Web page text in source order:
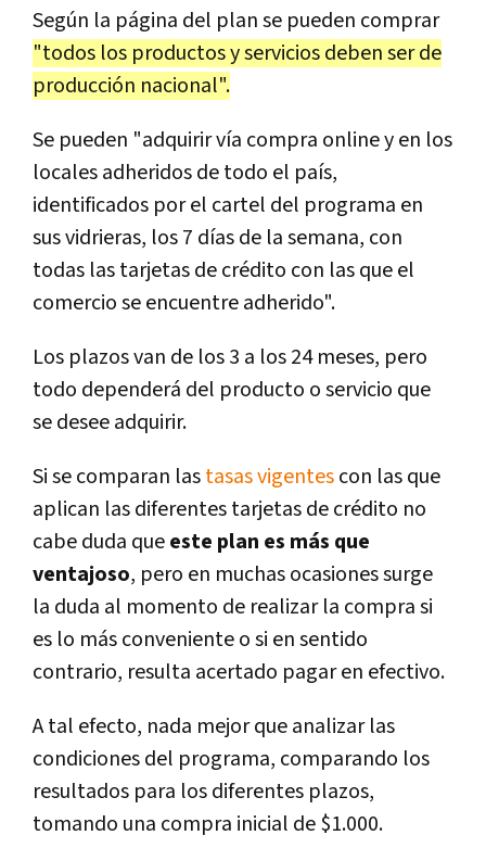
Según la página del plan se pueden comprar
"todos los productos y servicios deben ser de
producción nacional".
Se pueden "adquirir vía compra online y en los
locales adheridos de todo el país,
identificados por el cartel del programa en
sus vidrieras, los 7 días de la semana, con
todas las tarjetas de crédito con las que el
comercio se encuentre adherido".
Los plazos van de los 3 a los 24 meses, pero
todo dependerá del producto o servicio que
se desee adquirir.
Si se comparan lastasas vigentescon las que
aplican las diferentes tarjetas de crédito no
cabe duda queeste plan es más que
ventajoso, pero en muchas ocasiones surge
la duda al momento de realizar la compra si
es lo más conveniente o si en sentido
contrario, resulta acertado pagar en efectivo.
A tal efecto, nada mejor que analizar las
condiciones del programa, comparando los
resultados para los diferentes plazos,
tomando una compra inicial de $1.000.